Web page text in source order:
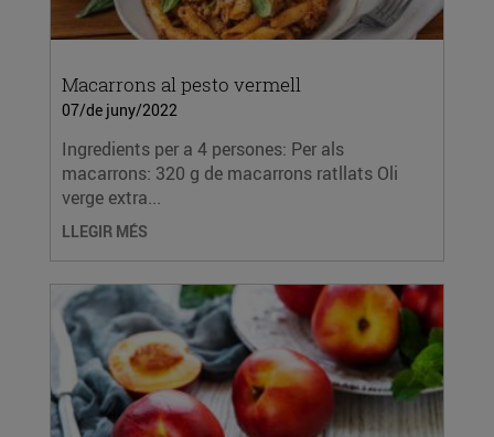
Macarrons al pesto vermell
07/de juny/2022
Ingredients per a 4 persones: Per als
macarrons: 320 g de macarrons ratllats Oli
verge extra...
LLEGIR MÉS